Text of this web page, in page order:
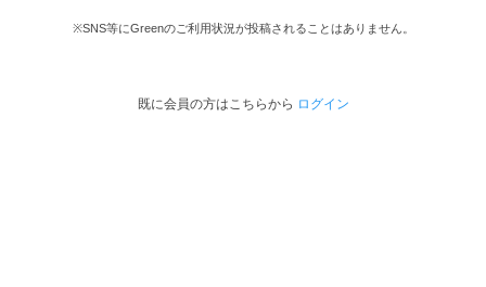
※SNS等にGreenのご利用状況が投稿されることはありません。
既に会員の方はこちらから ログイン